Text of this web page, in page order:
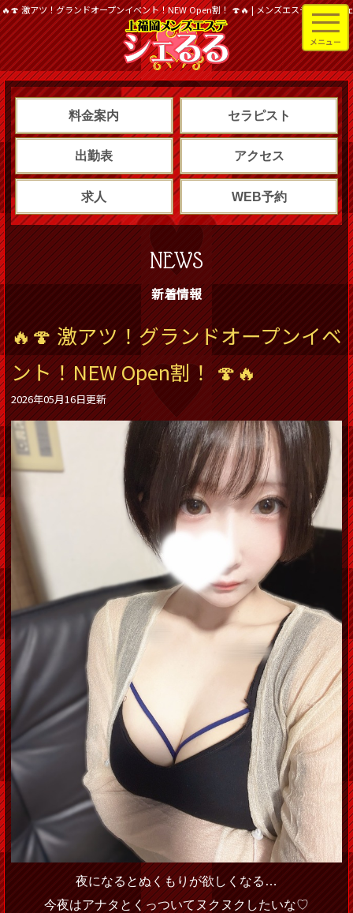
🔥🍄 激アツ！グランドオープンイベント！NEW Open割！ 🍄🔥 | メンズエステ 上福岡シ
料金案内 セラピスト
出勤表 アクセス
求人 WEB予約
NEWS
新着情報
🔥🍄 激アツ！グランドオープンイベ
ント！NEW Open割！ 🍄🔥
2026年05月16日更新
夜になるとぬくもりが欲しくなる…
今夜はアナタとくっついてヌクヌクしたいな♡